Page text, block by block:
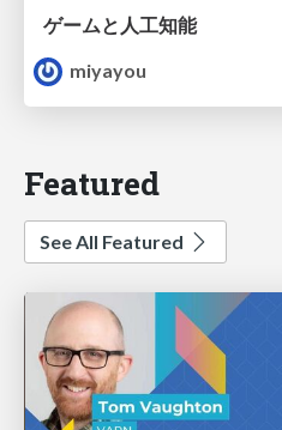
ゲームと人工知能
miyayou
Featured
See All Featured